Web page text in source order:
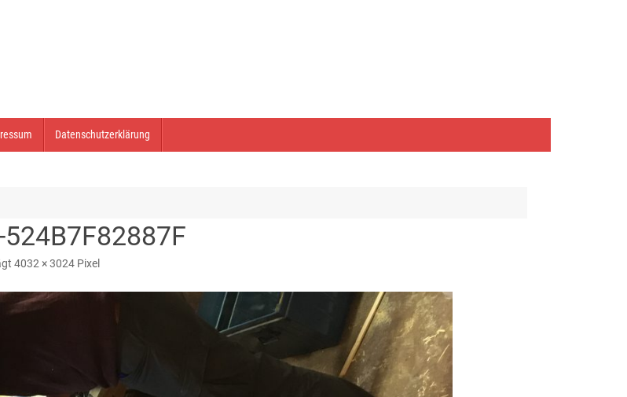
Datenschutzerklärung
4032 × 3024 Pixel